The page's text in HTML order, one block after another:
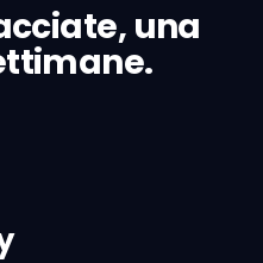
una